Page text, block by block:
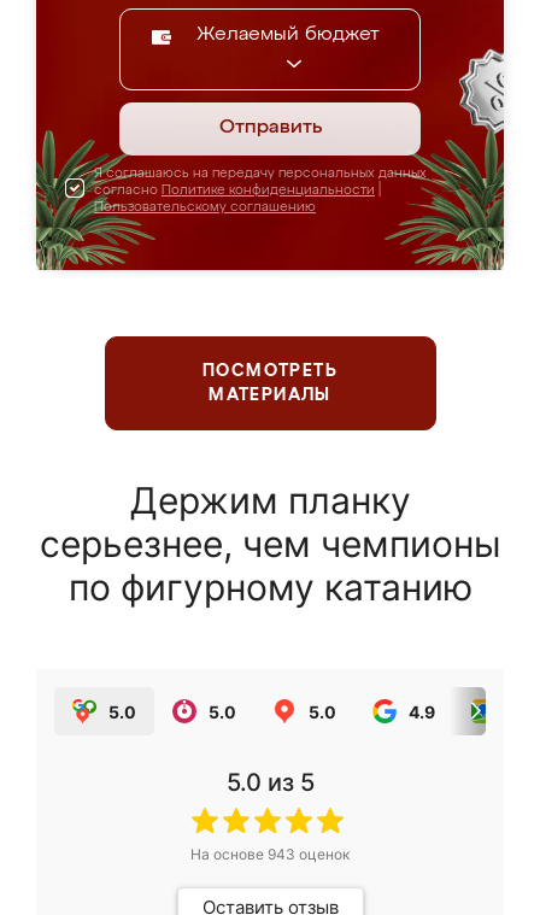
Желаемый бюджет
Отправить
Я соглашаюсь на передачу персональных данных
согласно Политике конфиденциальности
Пользовательскому соглашению
ПОСМОТРЕТЬ
МАТЕРИАЛЫ
Держим планку
серьезнее, чем чемпионы
по фигурному катанию
5.0 5.0 5.0 4.9
5.0 из 5
На основе 943 оценок
Оставить отзыв